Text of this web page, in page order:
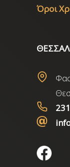
Όροι